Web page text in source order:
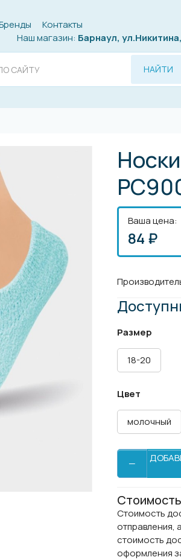
Контакты
Наш магазин: Барнаул,
НАЙТИ
Ваша цена:
84 ₽
Размер
18-20
Цвет
молочный
—
Стоимость
отправления,
стоимость
оформления